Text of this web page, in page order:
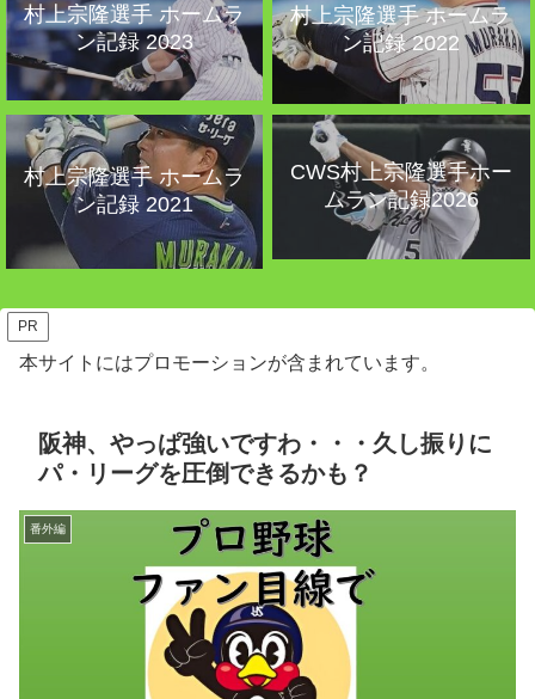
村上宗隆選手 ホームラ
ン記録 2023
村上宗隆選手 ホームラ
ン記録 2022
村上宗隆選手 ホームラ
ン記録 2021
CWS村上宗隆選手ホー
ムラン記録2026
PR
本サイトにはプロモーションが含まれています。
阪神、やっぱ強いですわ・・・久し振りに
パ・リーグを圧倒できるかも？
番外編